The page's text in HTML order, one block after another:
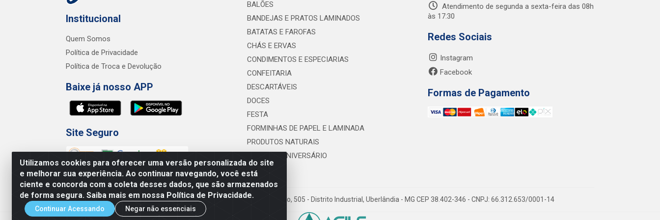
Utilizamos cookies para oferecer uma versão personalizada do site
e melhorar sua experiência. Ao continuar navegando, você está
ciente e concorda com a coleta desses dados, que são armazenados
de forma segura. Saiba mais em nossa Política de Privacidade.
Continuar Acessando Negar não essenciais
Institucional
Quem Somos
Política de Privacidade
Política de Troca e Devolução
Baixe já nosso APP
Site Seguro
BALÕES
BANDEJAS E PRATOS LAMINADOS
BATATAS E FAROFAS
CHÁS E ERVAS
CONDIMENTOS E ESPECIARIAS
CONFEITARIA
DESCARTÁVEIS
DOCES
FESTA
FORMINHAS DE PAPEL E LAMINADA
PRODUTOS NATURAIS
VELAS DE ANIVERSÁRIO
Atendimento de segunda a sexta-feira das 08h
às 17:30
Redes Sociais
Instagram
Facebook
Formas de Pagamento
Junco Industria e Comercio Ltda - R. Lineu Anterino Mariano, 505 - Distrito Industrial, Uberlândia - MG CEP 38.402-346 - CNPJ: 66.312.653/0001-14